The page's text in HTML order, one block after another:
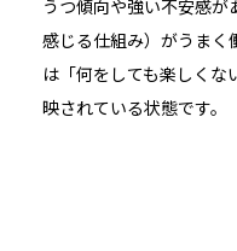
うつ傾向や強い不安感が
感じる仕組み）がうまく
は「何をしても楽しく
映されている状態です。